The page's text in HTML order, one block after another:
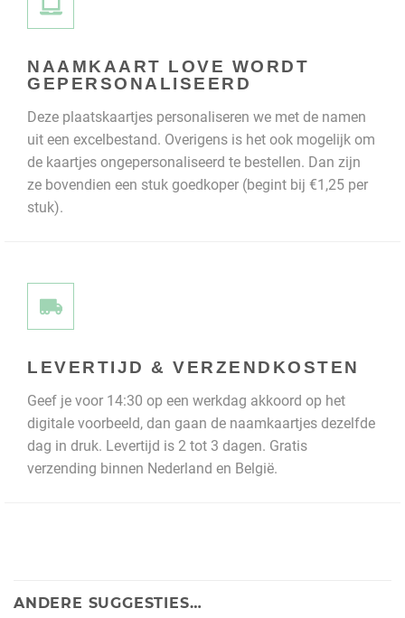
NAAMKAART LOVE WORDT
GEPERSONALISEERD
Deze plaatskaartjes personaliseren we met de namen
uit een excelbestand. Overigens is het ook mogelijk om
de kaartjes ongepersonaliseerd te bestellen. Dan zijn
ze bovendien een stuk goedkoper (begint bij €1,25 per
stuk).
LEVERTIJD & VERZENDKOSTEN
Geef je voor 14:30 op een werkdag akkoord op het
digitale voorbeeld, dan gaan de naamkaartjes dezelfde
dag in druk. Levertijd is 2 tot 3 dagen. Gratis
verzending binnen Nederland en België.
ANDERE SUGGESTIES…